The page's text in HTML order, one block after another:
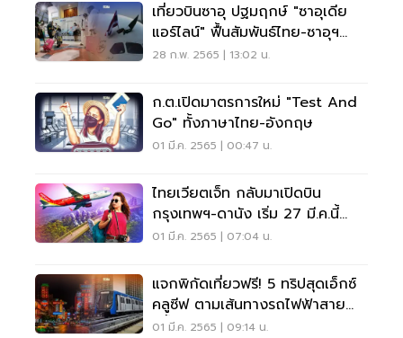
เที่ยวบินซาอุ ปฐมฤกษ์ "ซาอุเดีย
แอร์ไลน์" ฟื้นสัมพันธ์ไทย-ซาอุฯ
รอบ 32 ปี
28 ก.พ. 2565 | 13:02 น.
ก.ต.เปิดมาตรการใหม่ "Test And
Go" ทั้งภาษาไทย-อังกฤษ
01 มี.ค. 2565 | 00:47 น.
ไทยเวียตเจ็ท กลับมาเปิดบิน
กรุงเทพฯ-ดานัง เริ่ม 27 มี.ค.นี้
หลังหยุดไปนาน2ปี
01 มี.ค. 2565 | 07:04 น.
แจกพิกัดเที่ยวฟรี! 5 ทริปสุดเอ็กซ์
คลูซีฟ ตามเส้นทางรถไฟฟ้าสาย
สีน้ำเงิน
01 มี.ค. 2565 | 09:14 น.